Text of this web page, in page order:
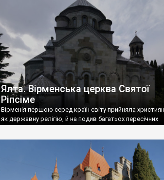
називаються «повстяками» (postaki)…” “Вино. Крим
виробляє відмінне вино і його вдосталь: воно все
легке біле і дуже […]
Ялта. Вірменська церква Святої
Ріпсіме
Вірменія першою серед країн світу прийняла
як державну релігію, й на подив багатьох пересічних